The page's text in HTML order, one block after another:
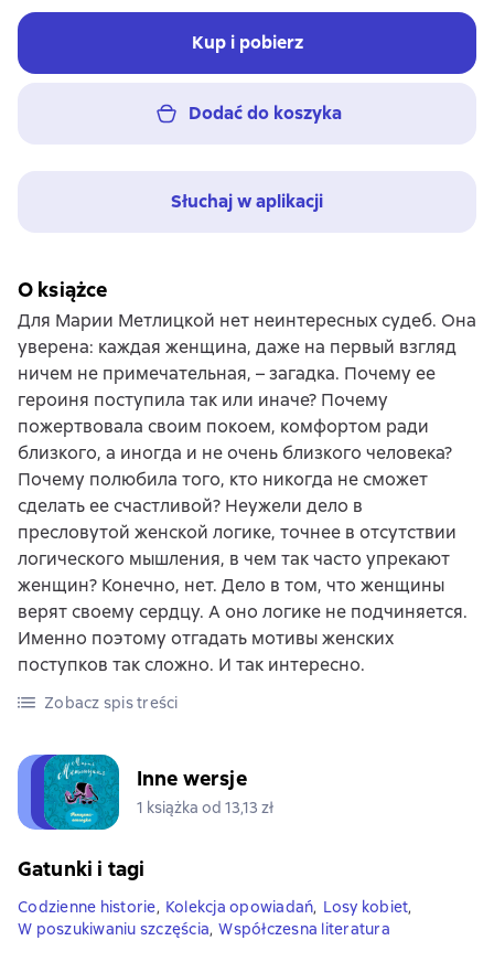
Kup i pobierz
Dodać do koszyka
Słuchaj w aplikacji
O książce
Для Марии Метлицкой нет неинтересных судеб. Она
уверена: каждая женщина, даже на первый взгляд
ничем не примечательная, – загадка. Почему ее
героиня поступила так или иначе? Почему
пожертвовала своим покоем, комфортом ради
близкого, а иногда и не очень близкого человека?
Почему полюбила того, кто никогда не сможет
сделать ее счастливой? Неужели дело в
пресловутой женской логике, точнее в отсутствии
логического мышления, в чем так часто упрекают
женщин? Конечно, нет. Дело в том, что женщины
верят своему сердцу. А оно логике не подчиняется.
Именно поэтому отгадать мотивы женских
поступков так сложно. И так интересно.
Zobacz spis treści
Inne wersje
1 książka od 13,13 zł
Gatunki i tagi
Codzienne historie, Kolekcja opowiadań, Losy kobiet,
W poszukiwaniu szczęścia, Współczesna literatura